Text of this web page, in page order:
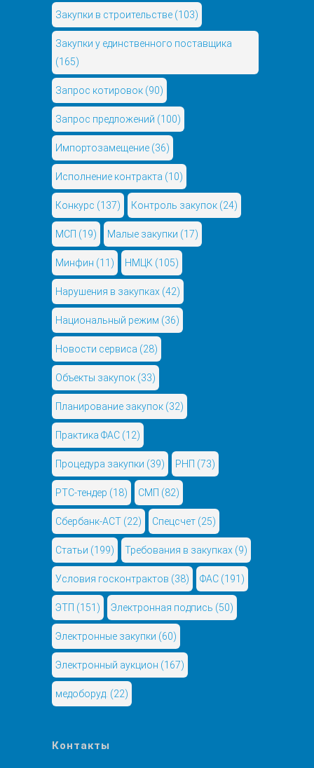
Закупки в строительстве (103)
Закупки у единственного поставщика
(165)
Запрос котировок (90)
Запрос предложений (100)
Импортозамещение (36)
Исполнение контракта (10)
Конкурс (137) Контроль закупок (24)
МСП (19) Малые закупки (17)
Минфин (11) НМЦК (105)
Нарушения в закупках (42)
Национальный режим (36)
Новости сервиса (28)
Объекты закупок (33)
Планирование закупок (32)
Практика ФАС (12)
Процедура закупки (39) РНП (73)
РТС-тендер (18) СМП (82)
Сбербанк-АСТ (22) Спецсчет (25)
Статьи (199) Требования в закупках (9)
Условия госконтрактов (38) ФАС (191)
ЭТП (151) Электронная подпись (50)
Электронные закупки (60)
Электронный аукцион (167)
медоборуд. (22)
Контакты